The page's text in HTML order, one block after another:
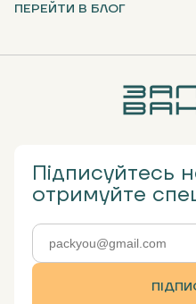
ПЕРЕЙТИ В БЛОГ
Підписуйтесь
отримуйте